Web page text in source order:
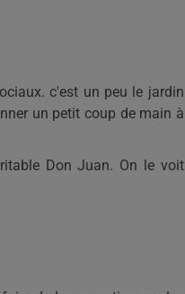
c'est un peu le jardin
un petit coup de main à
Don Juan. On le voit